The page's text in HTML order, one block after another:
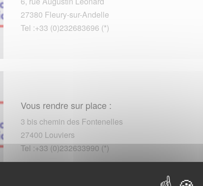
27380 Fleury-sur-Andelle
Tel :+33 (0)232683696 (*)
Vous rendre sur place :
3 bis chemin des Fontenelles
27400 Louviers
Tel :+33 (0)232633990 (*)